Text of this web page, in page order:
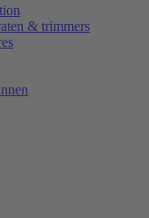
& trimmers